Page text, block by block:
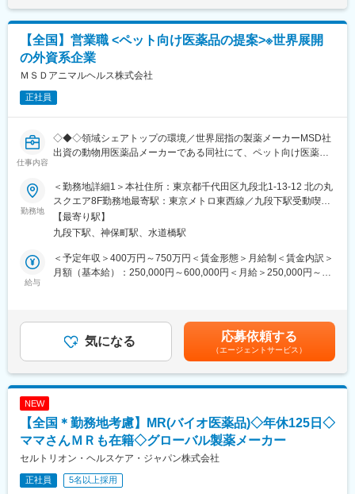
後は拠点にて、先輩上司とのOJTや営業同行を行い営業手法を身
に付けます。本配属後も週1回程度、配属拠点に出社し会議にて情
報共有・ノウハウ共有をしていただきます。
■キャリアパス：
個人目標＋チーム目標、自己評価＋上長の評価（S～Cランク）で
評価する制度を導入しました。ゆくゆくは主任、係長、課長代理
とキャリアを描くことができ、マネジメント業務にも携われま
す。またキャリア支援として、社内研修や外部セミナー、学会参
加も可能です。
■当社の魅力：
◎日本で先駆けて透析液の開発業務に着手。現在は人工腎臓用透
析液のパイオニアとして不動の地位を確立しており、50％以上の
シェアを獲得しています。
ーズに合わせた進化を続けています。
◎前立腺疾患治療剤「セルニルトン」など泌尿器科系の医薬品の
当社は国内でいち早く「人工腎臓灌流原液」の販売を開始しまし
た。現在、透析療法は驚異的な発展普及を遂げ、需要も高まって
います。
また当社は、研究開発センターを中心に国内外の大学や研究機関
に対応した、より良い製品の創出に努めています。
【全国】営業職 <ペット向け医薬品の提案>※世界展開
の外資系企業
ＭＳＤアニマルヘルス株式会社
正社員
仕事内容
◇◆◇領域シェアトップの環境／世界屈指の製薬メーカーMSD社
出資の動物用医薬品メーカーである同社にて、ペット向け医薬品
■業務内容：コンパニオンアニマル(愛玩動物)事業部のカスタマー
コンサルタントとして、担当エリアの顧客（主に動物病院のドク
ター）に対してコンサルテーションサービスを提供し、コンパニ
オンアニマル用医薬製品の適正な使用と販売を促進してビジネス
の最大化に貢献していただきます。また、個人目標を達成すると
ともに、チーム、事業部、 他部門の目標達成を目指していただき
ます。
夕方～夜：事務作業など
・基本的には直行直帰の働き方となります。
・既存顧客が１００％。直接訪問だけでなく、メールやオンライ
・担当エリアにもよりますが、月半分程度は宿泊を伴う出張が発
生します。
■入社後の研修
（バディ制）、3～4か月から徐々に独り立ちいただく想定をして
勤務地
＜勤務地詳細1＞本社住所：東京都千代田区九段北1-13-12 北の丸
スクエア8F勤務地最寄駅：東京メトロ東西線／九段下駅受動喫煙
対策：屋内全面禁煙＜勤務地詳細2＞全国エリア住所：全国エリア
希望を考慮します。受動喫煙対策：屋内全面禁煙変更の範囲：会
【最寄り駅】
九段下駅、神保町駅、水道橋駅
給与
＜予定年収＞400万円～750万円＜賃金形態＞月給制＜賃金内訳＞
月額（基本給）：250,000円～600,000円＜月給＞250,000円～
通じて上下する可能性があります。月給(月額)は固定手当を含めた
表記です。気になる 応募依頼する
（エージェントサービス）
NEW
【全国＊勤務地考慮】MR(バイオ医薬品)◇年休125日◇
ママさんＭＲも在籍◇グローバル製薬メーカー
セルトリオン・ヘルスケア・ジャパン株式会社
正社員 5名以上採用